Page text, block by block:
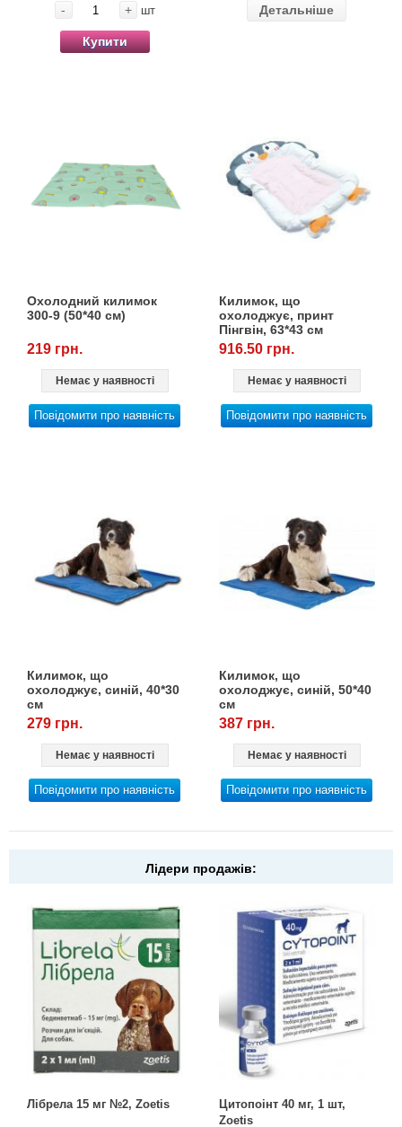
- + шт
Купити
Детальніше
Охолодний килимок
300-9 (50*40 см)
219 грн.
Немає у наявності
Повідомити про наявність
Килимок, що
охолоджує, принт
Пінгвін, 63*43 см
916.50 грн.
Немає у наявності
Повідомити про наявність
Килимок, що
охолоджує, синій, 40*30
см
279 грн.
Немає у наявності
Повідомити про наявність
Килимок, що
охолоджує, синій, 50*40
см
387 грн.
Немає у наявності
Повідомити про наявність
Лідери продажів:
Лібрела 15 мг №2, Zoetis
Цитопоінт 40 мг, 1 шт,
Zoetis